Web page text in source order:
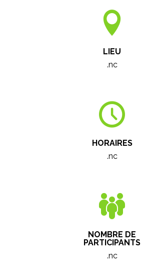
LIEU
.nc
HORAIRES
.nc
NOMBRE DE
PARTICIPANTS
.nc